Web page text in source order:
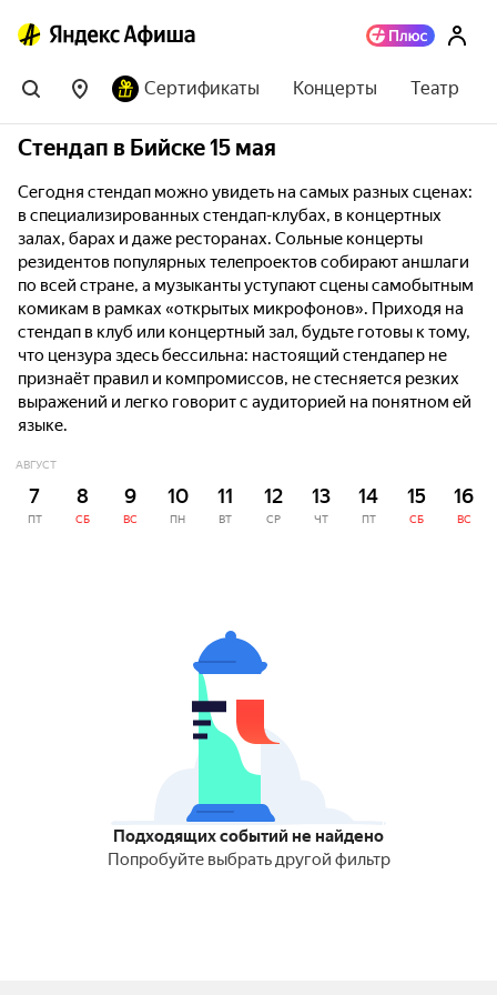
Сертификаты Концерты Театр
Стендап в Бийске 15 мая
Сегодня стендап можно увидеть на самых разных сценах:
в специализированных стендап-клубах, в концертных
залах, барах и даже ресторанах. Сольные концерты
резидентов популярных телепроектов собирают аншлаги
по всей стране, а музыканты уступают сцены самобытным
комикам в рамках «открытых микрофонов». Приходя на
стендап в клуб или концертный зал, будьте готовы к тому,
что цензура здесь бессильна: настоящий стендапер не
признаёт правил и компромиссов, не стесняется резких
выражений и легко говорит с аудиторией на понятном ей
языке.
АВГУСТ
7
ПТ
8
СБ
9
ВС
10
ПН
11
ВТ
12
СР
13
ЧТ
14
ПТ
15
СБ
16
ВС
Подходящих событий не найдено
Попробуйте выбрать другой фильтр